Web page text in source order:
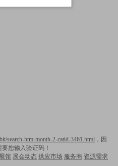
search-htm-month-2-catid-3461.html ，因
您输入验证码！
馆 展会动态 供应市场 服务商 资源需求